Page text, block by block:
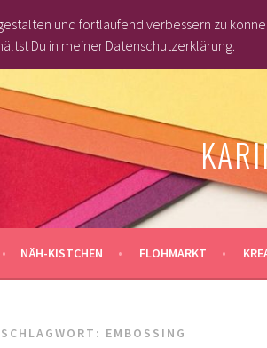
NÄH-KISTCHEN FLOHMARKT
SCHLAGWORT: EMBOSSING
und fortlaufend verbessern zu
Du in meiner Datenschutzerklärung.